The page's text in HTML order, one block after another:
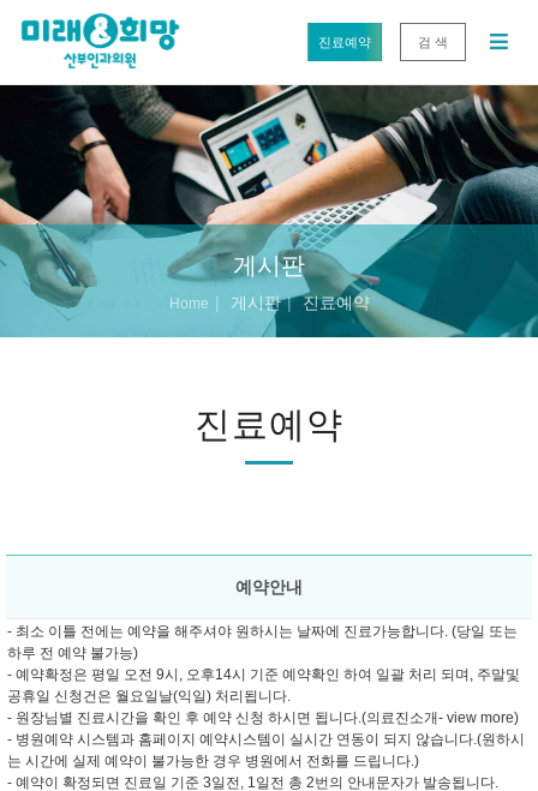
진료예약 검 색
게시판
Home 게시판 진료예약
진료예약
예약안내
- 최소 이틀 전에는 예약을 해주셔야 원하시는 날짜에 진료가능합니다. (당일 또는
하루 전 예약 불가능)
- 예약확정은 평일 오전 9시, 오후14시 기준 예약확인 하여 일괄 처리 되며, 주말및
공휴일 신청건은 월요일날(익일) 처리됩니다.
- 원장님별 진료시간을 확인 후 예약 신청 하시면 됩니다.(의료진소개- view more)
- 병원예약 시스템과 홈페이지 예약시스템이 실시간 연동이 되지 않습니다.(원하시
는 시간에 실제 예약이 불가능한 경우 병원에서 전화를 드립니다.)
- 예약이 확정되면 진료일 기준 3일전, 1일전 총 2번의 안내문자가 발송됩니다.